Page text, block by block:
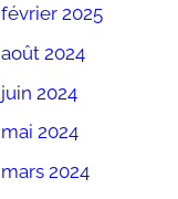
février 2025
août 2024
juin 2024
mai 2024
mars 2024